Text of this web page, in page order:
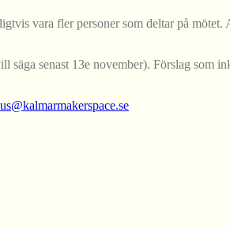
vara fler personer som deltar på mötet.
senast 13e november). Förslag som